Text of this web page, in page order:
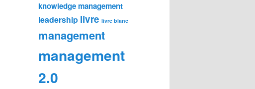
knowledge management
leadership livre livre blanc
management
management
2.0